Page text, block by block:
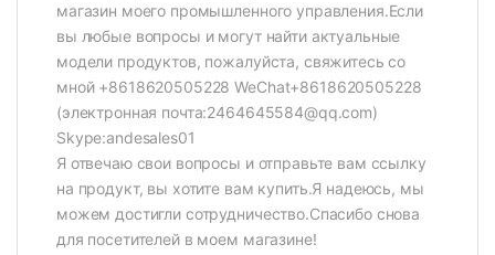
магазин моего промышленного управления.Если
вы любые вопросы и могут найти актуальные
модели продуктов, пожалуйста, свяжитесь со
мной +8618620505228 WeChat+8618620505228
(электронная почта:2464645584@qq.com)
Skype:andesales01
Я отвечаю свои вопросы и отправьте вам ссылку
на продукт, вы хотите вам купить.Я надеюсь, мы
можем достигли сотрудничество.Спасибо снова
для посетителей в моем магазине!